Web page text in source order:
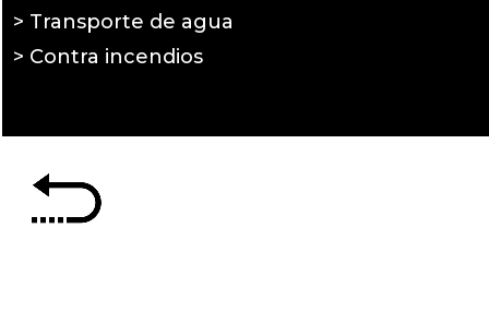
> Transporte de agua
> Contra incendios